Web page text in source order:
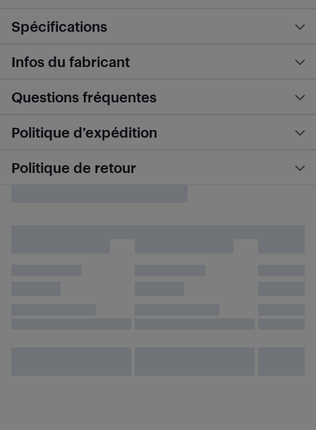
Spécifications
Infos du fabricant
Questions fréquentes
Politique d’expédition
Politique de retour